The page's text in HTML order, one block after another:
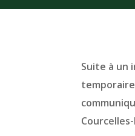
Suite à un